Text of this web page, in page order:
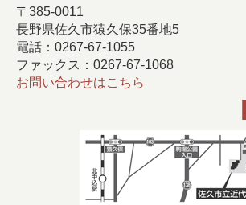
〒385-0011
長野県佐久市猿久保35番地5
電話：0267-67-1055
ファックス：0267-67-1068
お問い合わせはこちら